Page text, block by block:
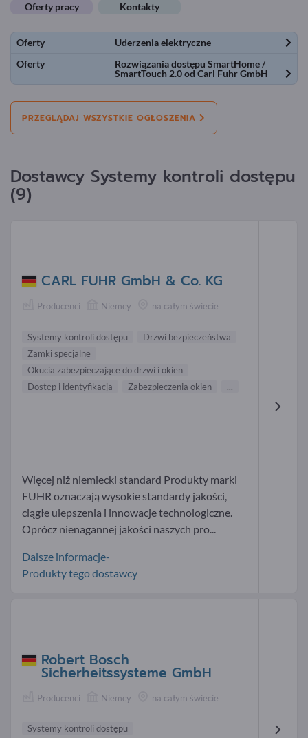
Oferty pracy
Kontakty
Oferty
Uderzenia elektryczne
Oferty
Rozwiązania dostępu SmartHome /
SmartTouch 2.0 od Carl Fuhr GmbH
PRZEGLĄDAJ WSZYSTKIE OGŁOSZENIA
Dostawcy Systemy kontroli dostępu
(9)
CARL FUHR GmbH & Co. KG
Producenci Niemcy na całym świecie
Systemy kontroli dostępu
Drzwi bezpieczeństwa
Zamki specjalne
Okucia zabezpieczające do drzwi i okien
Dostęp i identyfikacja
Zabezpieczenia okien ...
Więcej niż niemiecki standard Produkty marki
FUHR oznaczają wysokie standardy jakości,
ciągłe ulepszenia i innowacje technologiczne.
Oprócz nienagannej jakości naszych pro...
Dalsze informacje-
Produkty tego dostawcy
Robert Bosch
Sicherheitssysteme GmbH
Producenci Niemcy na całym świecie
Systemy kontroli dostępu